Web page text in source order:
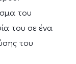
του
του σε ένα
του